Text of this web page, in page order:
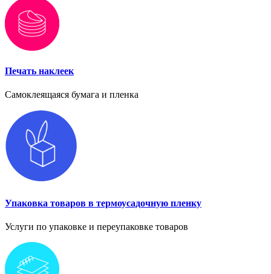
Печать наклеек
Самоклеящаяся бумага и пленка
Упаковка товаров в термоусадочную пленку
Услуги по упаковке и переупаковке товаров